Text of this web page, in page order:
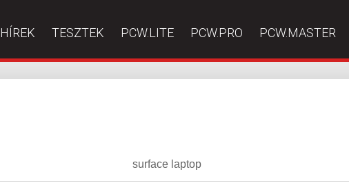
HÍREK TESZTEK PCW.LITE PCW.PRO PCW.MASTER